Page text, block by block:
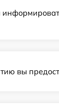
вы